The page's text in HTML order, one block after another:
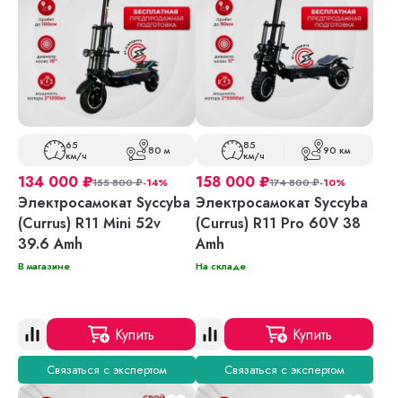
65
км/ч 80 м
134 000 ₽155 800₽-14%
Электросамокат Syccyba
(Currus) R11 Mini 52v
39.6 Amh
В магазине
Купить
Связаться с экспертом
85
км/ч 90 км
158 000 ₽174 800₽-10%
Электросамокат Syccyba
(Currus) R11 Pro 60V 38
Amh
На складе
Купить
Связаться с экспертом